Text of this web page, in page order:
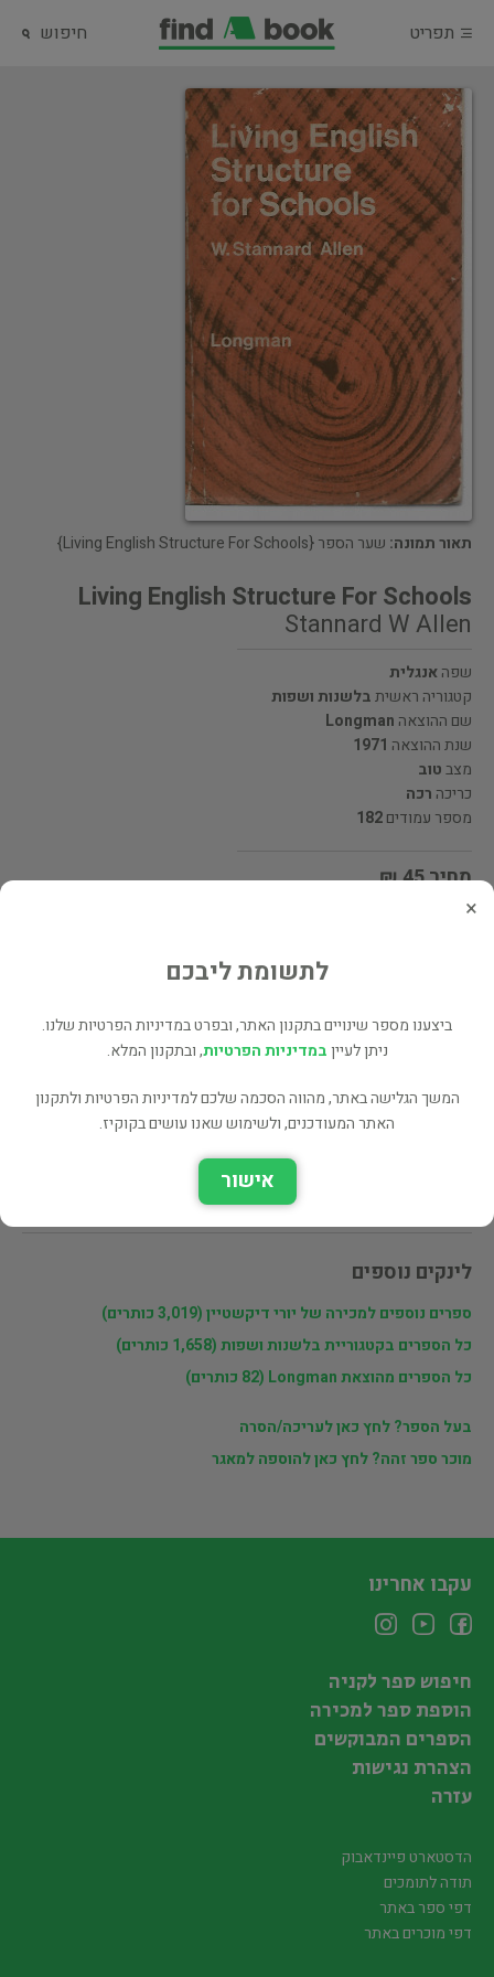
תפריט חיפוש
תאור תמונה: שער הספר {Living English Structure For Schools}
Living English Structure For Schools
Stannard W Allen
שפהאנגלית
קטגוריה ראשיתבלשנות ושפות
שם ההוצאה Longman
שנת ההוצאה 1971
מצבטוב
כריכה רכה
מספר עמודים182
מחיר 45 ₪
המחיר כולל משלוח
מעוניינים לרכוש את הספר? לחצו כאן
לינקים נוספים
ספרים נוספים למכירה של יורי דיקשטיין (3,019 כותרים)
כל הספרים בקטגוריית בלשנות ושפות (1,658 כותרים)
כל הספרים מהוצאת Longman (82 כותרים)
בעל הספר? לחץ כאן לעריכה/הסרה
מוכר ספר זהה? לחץ כאן להוספה למאגר
×
לתשומת ליבכם
ביצענו מספר שינויים בתקנון האתר, ובפרט במדיניות הפרטיות שלנו.
ניתן לעייןבמדיניות הפרטיות, ובתקנון המלא.
המשך הגלישה באתר, מהווה הסכמה שלכם למדיניות הפרטיות ולתקנון
האתר המעודכנים, ולשימוש שאנו עושים בקוקיז.
אישור
עקבו אחרינו
חיפוש ספר לקניה
הוספת ספר למכירה
הספרים המבוקשים
הצהרת נגישות
עזרה
הדסטארט פיינדאבוק
תודה לתומכים
דפי ספר באתר
דפי מוכרים באתר